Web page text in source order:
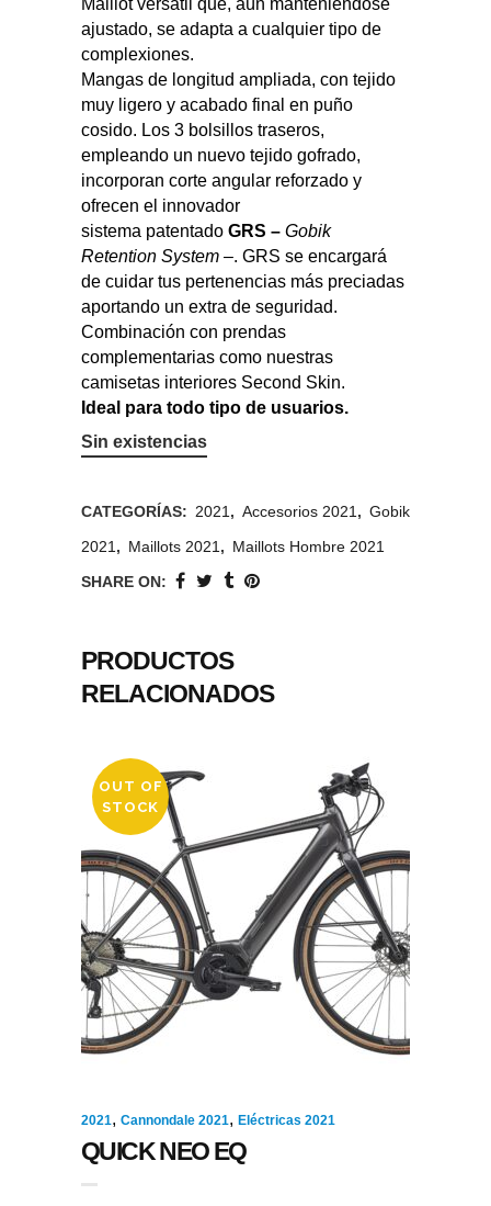
Maillot versátil que, aún manteniéndose
ajustado, se adapta a cualquier tipo de
complexiones.
Mangas de longitud ampliada, con tejido
muy ligero y acabado final en puño
cosido. Los 3 bolsillos traseros,
empleando un nuevo tejido gofrado,
incorporan corte angular reforzado y
ofrecen el innovador
sistema patentado GRS – Gobik
Retention System –. GRS se encargará
de cuidar tus pertenencias más preciadas
aportando un extra de seguridad.
Combinación con prendas
complementarias como nuestras
camisetas interiores Second Skin.
Ideal para todo tipo de usuarios.
Sin existencias
CATEGORÍAS: 2021 , Accesorios 2021 , Gobik
2021 , Maillots 2021 , Maillots Hombre 2021
SHARE ON:
PRODUCTOS
RELACIONADOS
OUT OF
STOCK
2021, Cannondale 2021, Eléctricas 2021
QUICK NEO EQ